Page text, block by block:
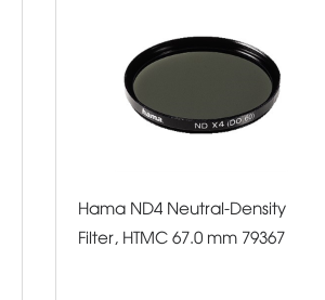
Hama ND4 Neutral-Density
Filter, HTMC 67.0 mm 79367